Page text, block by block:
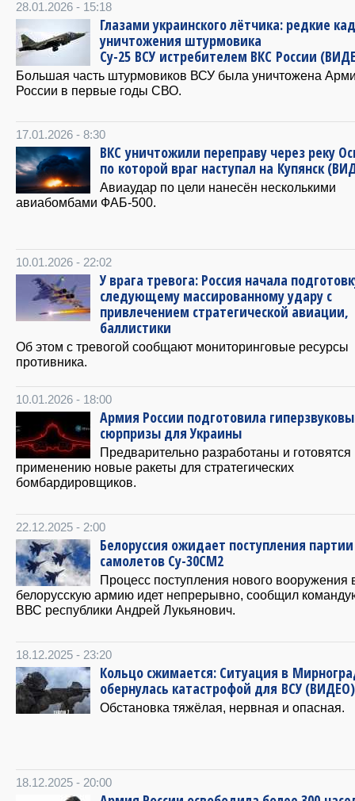
28.01.2026 - 15:18
Глазами украинского лётчика: редкие
уничтожения штурмовика
Су-25 ВСУ истребителем ВКС России
Большая часть штурмовиков ВСУ была уничтожена
России в первые годы СВО.
17.01.2026 - 8:30
ВКС уничтожили переправу через реку
по которой враг наступал на Купянск
Авиаудар по цели нанесён несколькими
авиабомбами ФАБ-500.
10.01.2026 - 22:02
У врага тревога: Россия начала
следующему массированному удару с
привлечением стратегической авиации,
баллистики
Об этом с тревогой сообщают мониторинговые ресурсы
противника.
10.01.2026 - 18:00
Армия России подготовила
сюрпризы для Украины
Предварительно разработаны и готовятся
применению новые ракеты для стратегических
бомбардировщиков.
22.12.2025 - 2:00
Белоруссия ожидает поступления партии
самолетов Су-30СМ2
Процесс поступления нового вооружения
белорусскую армию идет непрерывно, сообщил
ВВС республики Андрей Лукьянович.
18.12.2025 - 23:20
Кольцо сжимается: Ситуация в
обернулась катастрофой для ВСУ (ВИДЕО)
Обстановка тяжёлая, нервная и опасная.
18.12.2025 - 20:00